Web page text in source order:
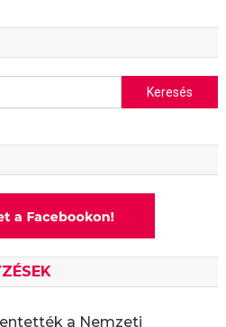
Keresés:
a Nemzeti